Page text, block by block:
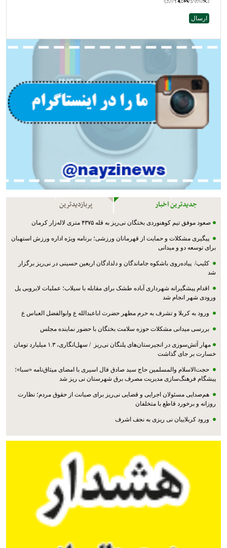
جدیدترین اخبار پربازدیدترین
صعود موفق تیم کوهنوردی بختگان نی‌ریز به قله ۴۳۷۵ متری لاله‌زار کرمان
پیگیری مشکلات و حمایت از قهرمانان ورزشی؛ برنامه ویژه اداره ورزش استهبان
برای توسعه دو و میدانی
کلیپ/ پیاده‌روی باشکوه جاماندگان و دلدادگان اربعین حسینی در نی‌ریز برگزار
شد
اقدام پیشگیرانه شهرداری آباده طشک برای مقابله با سیلاب؛ عملیات لایروبی پل
ورودی شهر انجام شد
ورود به کربلا و تشرف به حرم مطهر حضرت اباعبدالله ع وابوالفضل العباس ع
بررسی میدانی مشکلات حوزه سلامت بختگان با حضور نماینده مجلس
مهار آتش‌سوزی در انجیرستان‌های پلنگان نی‌ریز / سهل‌انگاری، ۱.۳ میلیارد تومان
خسارت بر جای گذاشت
حجت‌الاسلام والمسلمین حاج سید صادق فال اسیری با امضای میثاق‌نامه «سبا»؛
پیشگام فرهنگ‌سازی مدیریت مصرف برق شهرستان نی ریز شد
هم‌صدایی مسئولان اجرایی و قضایی نی‌ریز برای صیانت از حقوق مردم؛ نظارت
روزانه و برخورد قاطع با متخلفان
ورود کربلاییان نی ریزی به نجف اشرف